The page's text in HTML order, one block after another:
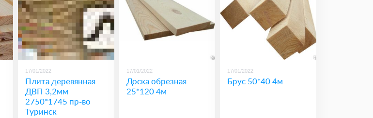
17/01/2022
Плита деревянная
ДВП 3,2мм
2750*1745 пр-во
Туринск
17/01/2022
Доска обрезная
25*120 4м
17/01/2022
Брус 50*40 4м